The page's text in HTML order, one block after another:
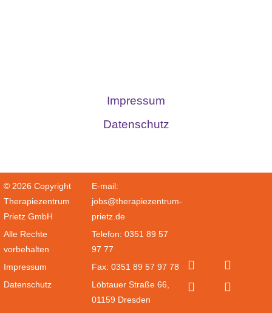
Impressum
Datenschutz
E-mail:
jobs@therapiezentrum-
prietz.de
Telefon: 0351 89 57
97 77
Fax: 0351 89 57 97 78
Löbtauer Straße 66,
01159 Dresden
© 2026 Copyright
Therapiezentrum
Prietz GmbH
Alle Rechte
vorbehalten
Impressum
Datenschutz